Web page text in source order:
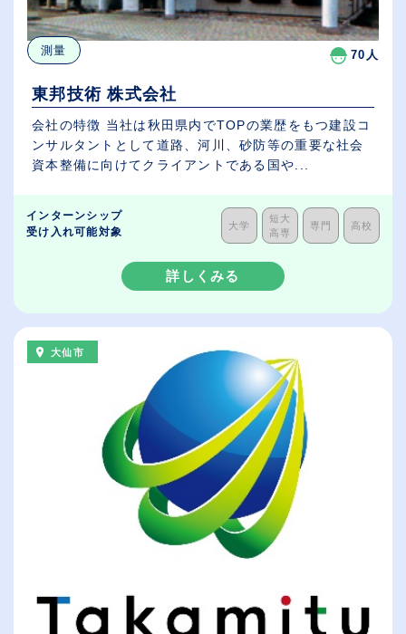
測量 70人
東邦技術 株式会社
会社の特徴 当社は秋田県内でTOPの業歴をもつ建設コ
ンサルタントとして道路、河川、砂防等の重要な社会
資本整備に向けてクライアントである国や...
インターンシップ
受け入れ可能対象
大学
短大
高専
専門 高校
詳しくみる
大仙市